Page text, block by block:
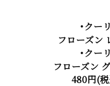
・クー
フローズン
・クー
フローズン
480円(